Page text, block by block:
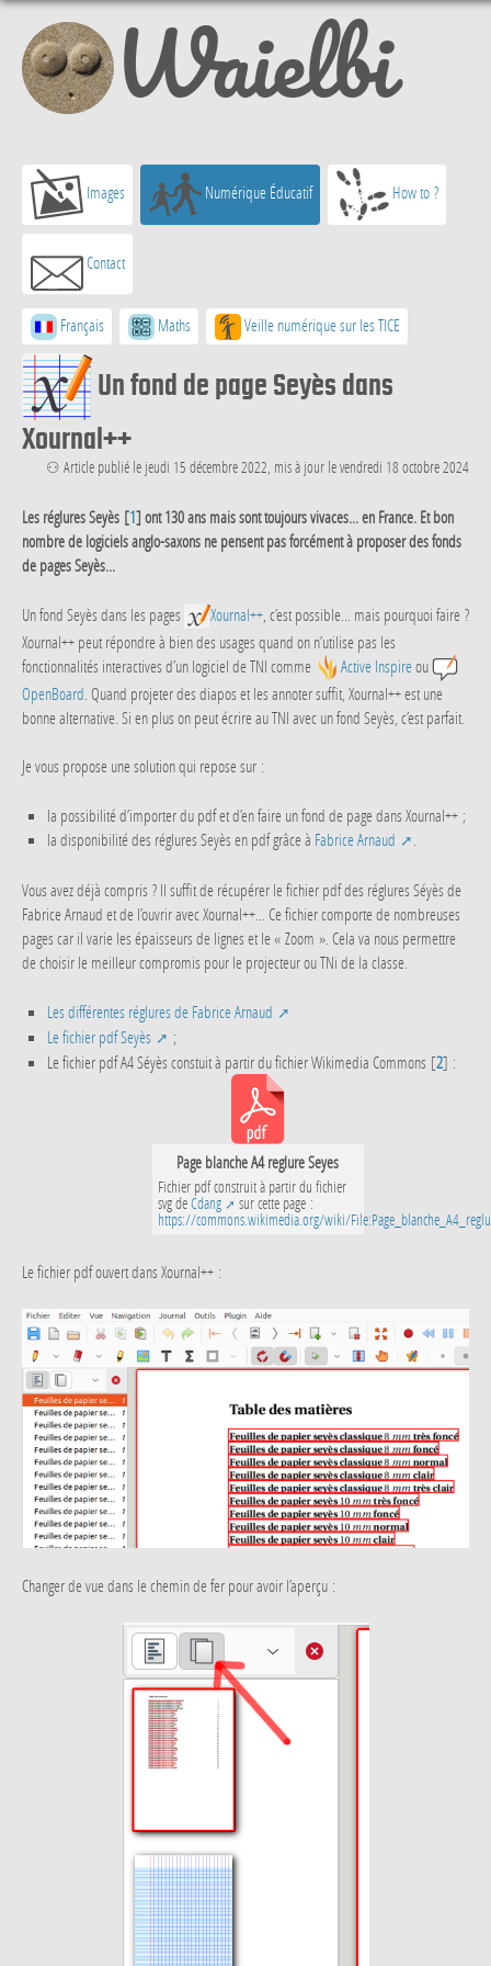
Waielbi
Images Numérique Éducatif How to ?
Contact
Français Maths Veille numérique sur les TICE
Un fond de page Seyès dans
Xournal++
⚇ Article publié le jeudi 15 décembre 2022, mis à jour le vendredi 18 octobre 2024
Les réglures Seyès [1] ont 130 ans mais sont toujours vivaces... en France. Et bon
nombre de logiciels anglo-saxons ne pensent pas forcément à proposer des fonds
de pages Seyès...
Un fond Seyès dans les pages Xournal++ , c’est possible... mais pourquoi faire ?
Xournal++ peut répondre à bien des usages quand on n’utilise pas les
fonctionnalités interactives d’un logiciel de TNI comme
Active Inspireou
OpenBoard . Quand projeter des diapos et les annoter suffit, Xournal++ est une
bonne alternative. Si en plus on peut écrire au TNI avec un fond Seyès, c’est parfait.
Je vous propose une solution qui repose sur :
la possibilité d’importer du pdf et d’en faire un fond de page dans Xournal++ ;
la disponibilité des réglures Seyès en pdf grâce à Fabrice Arnaud .
Vous avez déjà compris ? Il suffit de récupérer le fichier pdf des réglures Séyès de
Fabrice Arnaud et de l’ouvrir avec Xournal++... Ce fichier comporte de nombreuses
pages car il varie les épaisseurs de lignes et le « Zoom ». Cela va nous permettre
de choisir le meilleur compromis pour le projecteur ou TNi de la classe.
Les différentes réglures de Fabrice Arnaud
Le fichier pdf Seyès
;
Le fichier pdf A4 Séyès constuit à partir du fichier Wikimedia Commons [2] :
Page blanche A4 reglure Seyes
Fichier pdf construit à partir du fichier
svg deCdang
sur cette page :
https://commons.wikimedia.org/wiki/
Le fichier pdf ouvert dans Xournal++ :
Changer de vue dans le chemin de fer pour avoir l’aperçu :